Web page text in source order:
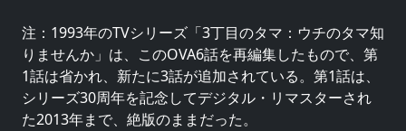
注：1993年のTVシリーズ「3丁目のタマ：ウチのタマ知
りませんか」は、このOVA6話を再編集したもので、第
1話は省かれ、新たに3話が追加されている。第1話は、
シリーズ30周年を記念してデジタル・リマスターされ
た2013年まで、絶版のままだった。